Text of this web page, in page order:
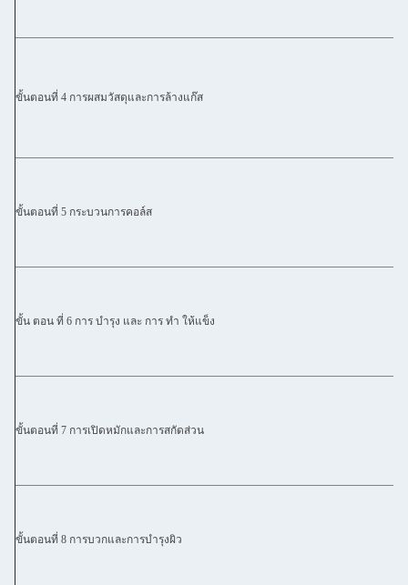
ขั้นตอนที่ 4 การผสมวัสดุและการล้างแก๊ส
ขั้นตอนที่ 5 กระบวนการคอล์ส
ขั้น ตอน ที่ 6 การ บํารุง และ การ ทํา ให้แข็ง
ขั้นตอนที่ 7 การเปิดหมักและการสกัดส่วน
ขั้นตอนที่ 8 การบวกและการบํารุงผิว